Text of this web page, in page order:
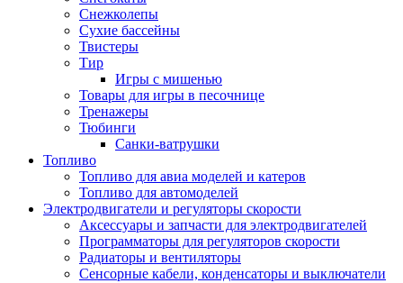
Снежколепы
Сухие бассейны
Твистеры
Тир
Игры с мишенью
Товары для игры в песочнице
Тренажеры
Тюбинги
Санки-ватрушки
Топливо
Топливо для авиа моделей и катеров
Топливо для автомоделей
Электродвигатели и регуляторы скорости
Аксессуары и запчасти для электродвигателей
Программаторы для регуляторов скорости
Радиаторы и вентиляторы
Сенсорные кабели, конденсаторы и выключатели